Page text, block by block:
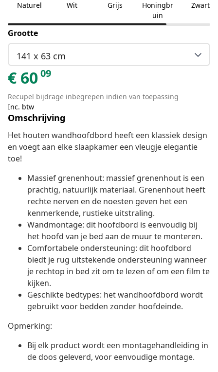
Naturel Wit Grijs
Honingbr
uin
Zwart
Grootte
141 x 63 cm
€ 6009
Recupel bijdrage inbegrepen indien van toepassing
Inc. btw
Omschrijving
Het houten wandhoofdbord heeft een klassiek design
en voegt aan elke slaapkamer een vleugje elegantie
toe!
Massief grenenhout: massief grenenhout is een
prachtig, natuurlijk materiaal. Grenenhout heeft
rechte nerven en de noesten geven het een
kenmerkende, rustieke uitstraling.
Wandmontage: dit hoofdbord is eenvoudig bij
het hoofd van je bed aan de muur te monteren.
Comfortabele ondersteuning: dit hoofdbord
biedt je rug uitstekende ondersteuning wanneer
je rechtop in bed zit om te lezen of om een film te
kijken.
Geschikte bedtypes: het wandhoofdbord wordt
gebruikt voor bedden zonder hoofdeinde.
Opmerking:
Bij elk product wordt een montagehandleiding in
de doos geleverd, voor eenvoudige montage.